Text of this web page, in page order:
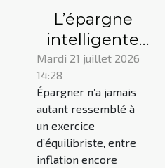
L’épargne
intelligente
commence-t-
réellement
par la
prévention ?
Mardi 21 juillet 2026
14:28
Épargner n’a jamais
autant ressemblé à
un exercice
d’équilibriste, entre
inflation encore